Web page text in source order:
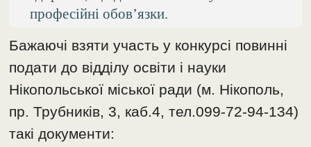
професійні обов’язки.
Бажаючі взяти участь у конкурсі повинні
подати до відділу освіти і науки
Нікопольської міської ради (м. Нікополь,
пр. Трубників, 3, каб.4, тел.099-72-94-134)
такі документи: